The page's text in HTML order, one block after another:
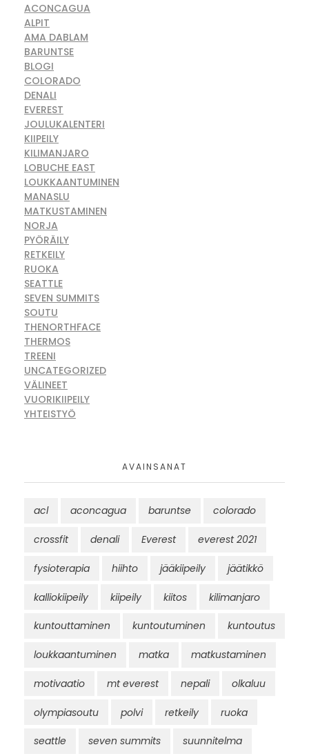
ACONCAGUA
ALPIT
AMA DABLAM
BARUNTSE
BLOGI
COLORADO
DENALI
EVEREST
JOULUKALENTERI
KIIPEILY
KILIMANJARO
LOBUCHE EAST
LOUKKAANTUMINEN
MANASLU
MATKUSTAMINEN
NORJA
PYÖRÄILY
RETKEILY
RUOKA
SEATTLE
SEVEN SUMMITS
SOUTU
THENORTHFACE
THERMOS
TREENI
UNCATEGORIZED
VÄLINEET
VUORIKIIPEILY
YHTEISTYÖ
AVAINSANAT
acl aconcagua baruntse colorado
crossfit denali Everest everest 2021
fysioterapia hiihto jääkiipeily jäätikkö
kalliokiipeily kiipeily kiitos kilimanjaro
kuntouttaminen kuntoutuminen kuntoutus
loukkaantuminen matka matkustaminen
motivaatio mt everest nepali olkaluu
olympiasoutu polvi retkeily ruoka
seattle seven summits suunnitelma